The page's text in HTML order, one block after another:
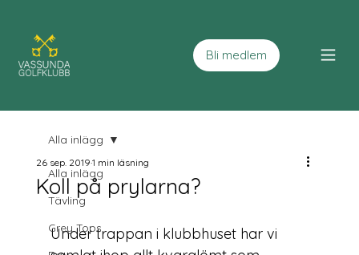
Bli medlem
Alla inlägg
Tävling
Grey Tops
Alla inlägg
Koll på prylarna?
26 sep. 20191 min läsning
Under trappan i klubbhuset har vi